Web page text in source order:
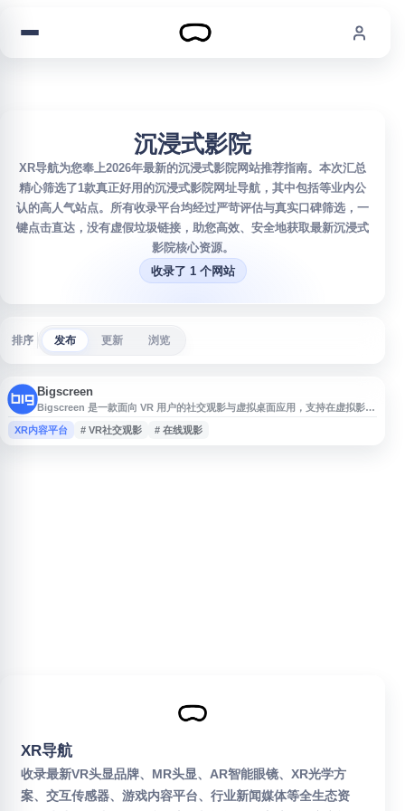
沉浸式影院
XR导航为您奉上2026年最新的沉浸式影院网站推荐指南。本次汇总
精心筛选了1款真正好用的沉浸式影院网址导航，其中包括等业内公
认的高人气站点。所有收录平台均经过严苛评估与真实口碑筛选，一
键点击直达，没有虚假垃圾链接，助您高效、安全地获取最新沉浸式
影院核心资源。
收录了 1 个网站
排序 发布 更新 浏览
Bigscreen
Bigscreen 是一款面向 VR 用户的社交观影与虚拟桌面应用，支持在虚拟影
院、客厅等场景中与朋友一起观看电影、视频、直播内容，或共享电脑屏幕进
行协作与娱乐。平台适配多种 VR 设备，提供多人房间、语音交流和沉浸式大
XR内容平台 # VR社交观影 # 在线观影
XR导航
收录最新VR头显品牌、MR头显、AR智能眼镜、XR光学方
案、交互传感器、游戏内容平台、行业新闻媒体等全生态资